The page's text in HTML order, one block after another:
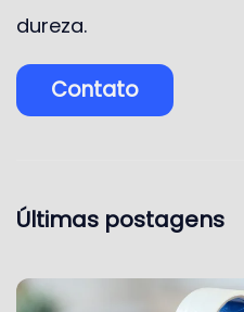
dureza.
Contato
Últimas postagens